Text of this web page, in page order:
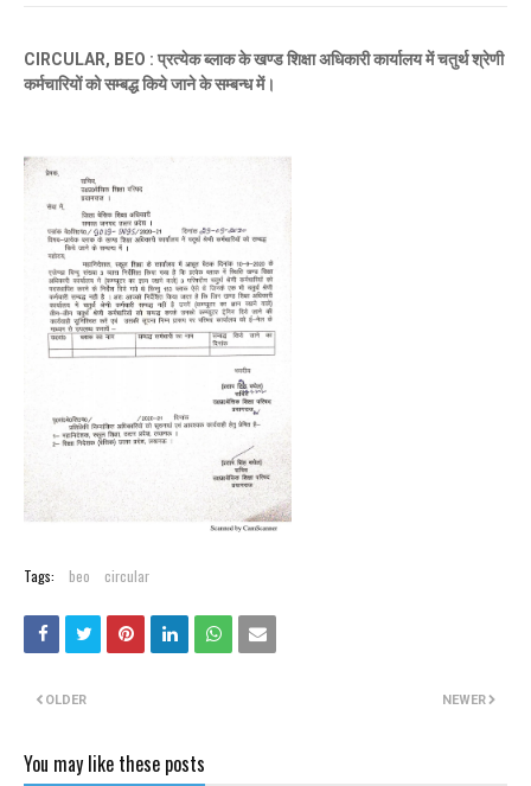
CIRCULAR, BEO : प्रत्येक ब्लाक के खण्ड शिक्षा अधिकारी कार्यालय में चतुर्थ श्रेणी
कर्मचारियों को सम्बद्ध किये जाने के सम्बन्ध में।
Tags: beo circular
NEWER
OLDER
You may like these posts